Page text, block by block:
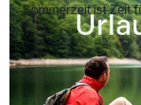
Sommerzeit ist Zeit